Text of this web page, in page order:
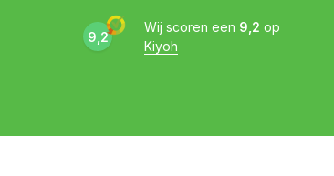
9,2
Wij scoren een 9,2 op
Kiyoh